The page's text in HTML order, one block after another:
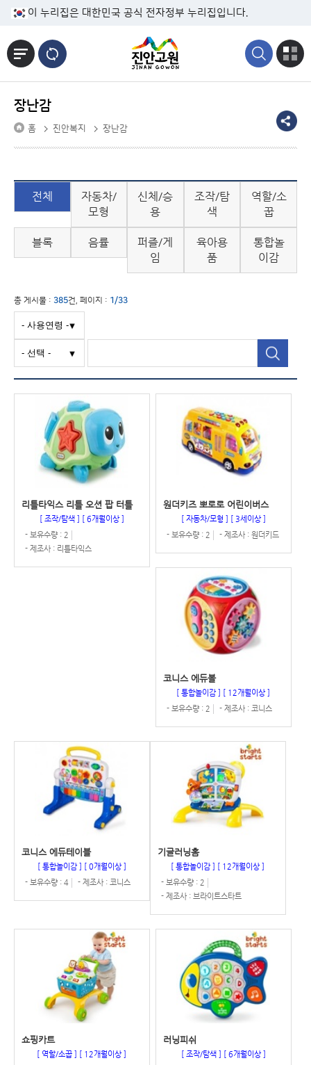
본문바로가기
이 누리집은 대한민국 공식 전자정부 누리집입니다.
장난감
홈 진안복지 장난감
전체
자동차/
모형
신체/승
용
조작/탐
색
역할/소
꿉
블록 음률
퍼즐/게
임
육아용
품
통합놀
이감
총 게시물 : 385건, 페이지 : 1/33
리틀타익스 리틀 오션 팝 터틀
[ 조작/탐색 ] [ 6개월이상 ]
- 보유수량 : 2
- 제조사 : 리틀타익스
원더키즈 뽀로로 어린이버스
[ 자동차/모형 ] [ 3세이상 ]
- 보유수량 : 2
- 제조사 : 원더키드
코니스 에듀볼
[ 통합놀이감 ] [ 12개월이상 ]
- 보유수량 : 2
- 제조사 : 코니스
코니스 에듀테이블
[ 통합놀이감 ] [ 0개월이상 ]
- 보유수량 : 4
- 제조사 : 코니스
기글러닝홈
[ 통합놀이감 ] [ 12개월이상 ]
- 보유수량 : 2
- 제조사 : 브라이트스타트
쇼핑카트
[ 역할/소꿉 ] [ 12개월이상 ]
러닝피쉬
[ 조작/탐색 ] [ 6개월이상 ]